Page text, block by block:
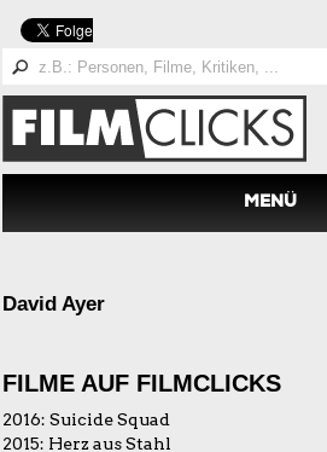
MENÜ
David Ayer
FILME AUF FILMCLICKS
2016: Suicide Squad
2015: Herz aus Stahl